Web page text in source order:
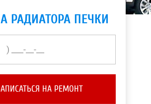
РАДИАТОРА ПЕЧКИ
НА РЕМОНТ